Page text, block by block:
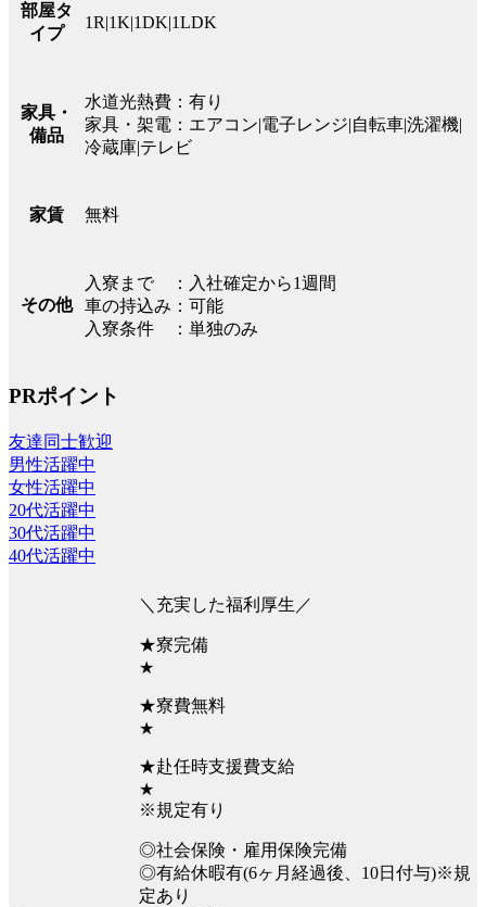
部屋タ
イプ
1R|1K|1DK|1LDK
家具・
備品
水道光熱費：有り
家具・架電：エアコン|電子レンジ|自転車|洗濯機|
冷蔵庫|テレビ
家賃 無料
その他
入寮まで ：入社確定から1週間
車の持込み：可能
入寮条件 ：単独のみ
PRポイント
友達同士歓迎
男性活躍中
女性活躍中
20代活躍中
30代活躍中
40代活躍中
＼充実した福利厚生／
★寮完備
★
★寮費無料
★
★赴任時支援費支給
★
※規定有り
◎社会保険・雇用保険完備
◎有給休暇有(6ヶ月経過後、10日付与)※規
定あり